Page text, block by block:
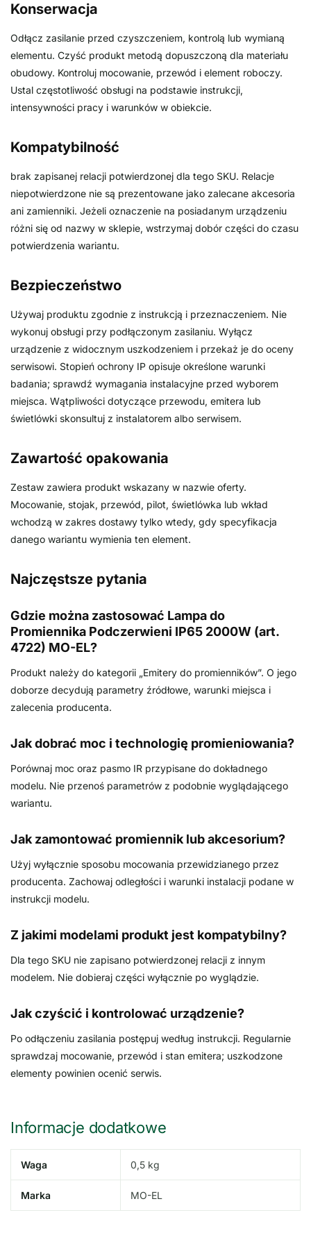
Konserwacja
Odłącz zasilanie przed czyszczeniem, kontrolą lub wymianą
elementu. Czyść produkt metodą dopuszczoną dla materiału
obudowy. Kontroluj mocowanie, przewód i element roboczy.
Ustal częstotliwość obsługi na podstawie instrukcji,
intensywności pracy i warunków w obiekcie.
Kompatybilność
brak zapisanej relacji potwierdzonej dla tego SKU. Relacje
niepotwierdzone nie są prezentowane jako zalecane akcesoria
ani zamienniki. Jeżeli oznaczenie na posiadanym urządzeniu
różni się od nazwy w sklepie, wstrzymaj dobór części do czasu
potwierdzenia wariantu.
Bezpieczeństwo
Używaj produktu zgodnie z instrukcją i przeznaczeniem. Nie
wykonuj obsługi przy podłączonym zasilaniu. Wyłącz
urządzenie z widocznym uszkodzeniem i przekaż je do oceny
serwisowi. Stopień ochrony IP opisuje określone warunki
badania; sprawdź wymagania instalacyjne przed wyborem
miejsca. Wątpliwości dotyczące przewodu, emitera lub
świetlówki skonsultuj z instalatorem albo serwisem.
Zawartość opakowania
Zestaw zawiera produkt wskazany w nazwie oferty.
Mocowanie, stojak, przewód, pilot, świetlówka lub wkład
wchodzą w zakres dostawy tylko wtedy, gdy specyfikacja
danego wariantu wymienia ten element.
Najczęstsze pytania
Gdzie można zastosować Lampa do
Promiennika Podczerwieni IP65 2000W (art.
4722) MO-EL?
Produkt należy do kategorii „Emitery do promienników”. O jego
doborze decydują parametry źródłowe, warunki miejsca i
zalecenia producenta.
Jak dobrać moc i technologię promieniowania?
Porównaj moc oraz pasmo IR przypisane do dokładnego
modelu. Nie przenoś parametrów z podobnie wyglądającego
wariantu.
Jak zamontować promiennik lub akcesorium?
Użyj wyłącznie sposobu mocowania przewidzianego przez
producenta. Zachowaj odległości i warunki instalacji podane w
instrukcji modelu.
Z jakimi modelami produkt jest kompatybilny?
Dla tego SKU nie zapisano potwierdzonej relacji z innym
modelem. Nie dobieraj części wyłącznie po wyglądzie.
Jak czyścić i kontrolować urządzenie?
Po odłączeniu zasilania postępuj według instrukcji. Regularnie
sprawdzaj mocowanie, przewód i stan emitera; uszkodzone
elementy powinien ocenić serwis.
Informacje dodatkowe
Waga 0,5 kg
Marka MO-EL